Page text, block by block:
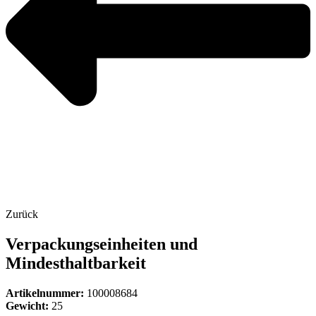
Zurück
Verpackungseinheiten und
Mindesthaltbarkeit
Artikelnummer: 100008684
Gewicht: 25